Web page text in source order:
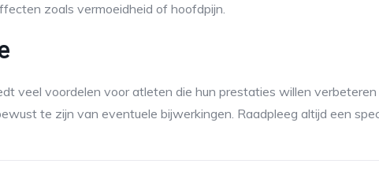
zoals vermoeidheid of hoofdpijn.
veel voordelen voor atleten die hun prestaties willen
te zijn van eventuele bijwerkingen. Raadpleeg altijd een